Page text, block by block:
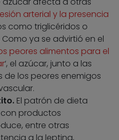
arterial y la presencia
como triglicéridos o
Como ya se advirtió en el
peores alimentos para el
‘, el azúcar, junto a las
de los peores enemigos
El patrón de dieta
productos
entre otras